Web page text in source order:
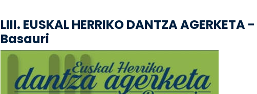
LIII. EUSKAL HERRIKO DANTZA AGERKETA -
Basauri